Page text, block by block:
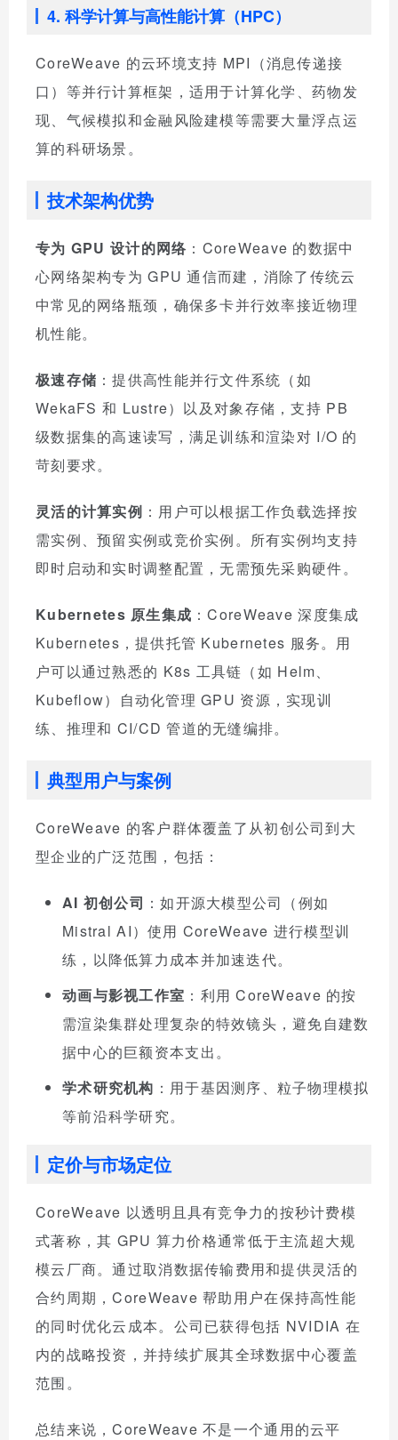
4. 科学计算与高性能计算（HPC）
CoreWeave 的云环境支持 MPI（消息传递接
口）等并行计算框架，适用于计算化学、药物发
现、气候模拟和金融风险建模等需要大量浮点运
算的科研场景。
技术架构优势
专为 GPU 设计的网络 ：CoreWeave 的数据中
心网络架构专为 GPU 通信而建，消除了传统云
中常见的网络瓶颈，确保多卡并行效率接近物理
机性能。
极速存储 ：提供高性能并行文件系统（如
WekaFS 和 Lustre）以及对象存储，支持 PB
级数据集的高速读写，满足训练和渲染对 I/O 的
苛刻要求。
灵活的计算实例 ：用户可以根据工作负载选择按
需实例、预留实例或竞价实例。所有实例均支持
即时启动和实时调整配置，无需预先采购硬件。
Kubernetes 原生集成 ：CoreWeave 深度集成
Kubernetes，提供托管 Kubernetes 服务。用
户可以通过熟悉的 K8s 工具链（如 Helm、
Kubeflow）自动化管理 GPU 资源，实现训
练、推理和 CI/CD 管道的无缝编排。
典型用户与案例
CoreWeave 的客户群体覆盖了从初创公司到大
型企业的广泛范围，包括：
AI 初创公司 ：如开源大模型公司（例如
Mistral AI）使用 CoreWeave 进行模型训
练，以降低算力成本并加速迭代。
动画与影视工作室 ：利用 CoreWeave 的按
需渲染集群处理复杂的特效镜头，避免自建数
据中心的巨额资本支出。
学术研究机构 ：用于基因测序、粒子物理模拟
等前沿科学研究。
定价与市场定位
CoreWeave 以透明且具有竞争力的按秒计费模
式著称，其 GPU 算力价格通常低于主流超大规
模云厂商。通过取消数据传输费用和提供灵活的
合约周期，CoreWeave 帮助用户在保持高性能
的同时优化云成本。公司已获得包括 NVIDIA 在
内的战略投资，并持续扩展其全球数据中心覆盖
范围。
总结来说，CoreWeave 不是一个通用的云平